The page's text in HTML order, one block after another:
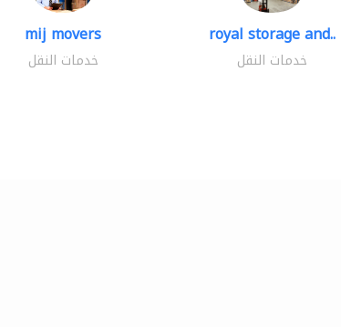
mij movers
خدمات النقل
royal storage and..
خدمات النقل